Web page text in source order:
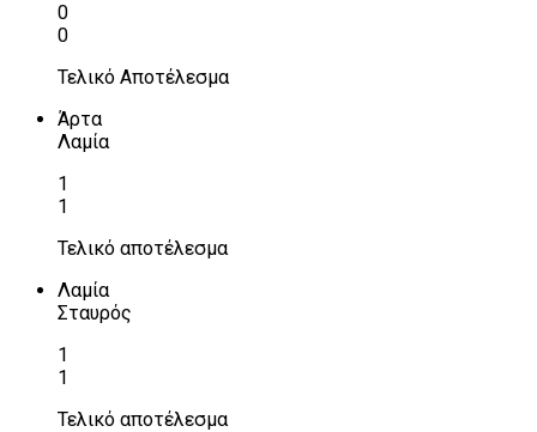
0
0
Τελικό Αποτέλεσμα
Άρτα
Λαμία
1
1
Τελικό αποτέλεσμα
Λαμία
Σταυρός
1
1
Τελικό αποτέλεσμα